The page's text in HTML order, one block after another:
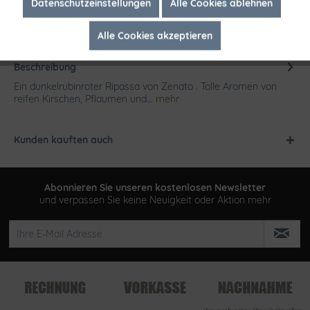
Beschreibung
Ein dunkelrubinroter Ripassa von Zenato . Tolle Aromen von
reifen Kirschen, Pflaumen und... mehr
Kunden kauften auch
Abonnieren Sie unseren kostenlosen Newsletter
und verpassen Sie keine Neuigkeit oder Aktion mehr
Datenschutzeinstellungen Alle Cookies ablehnen
Alle Cookies akzeptieren